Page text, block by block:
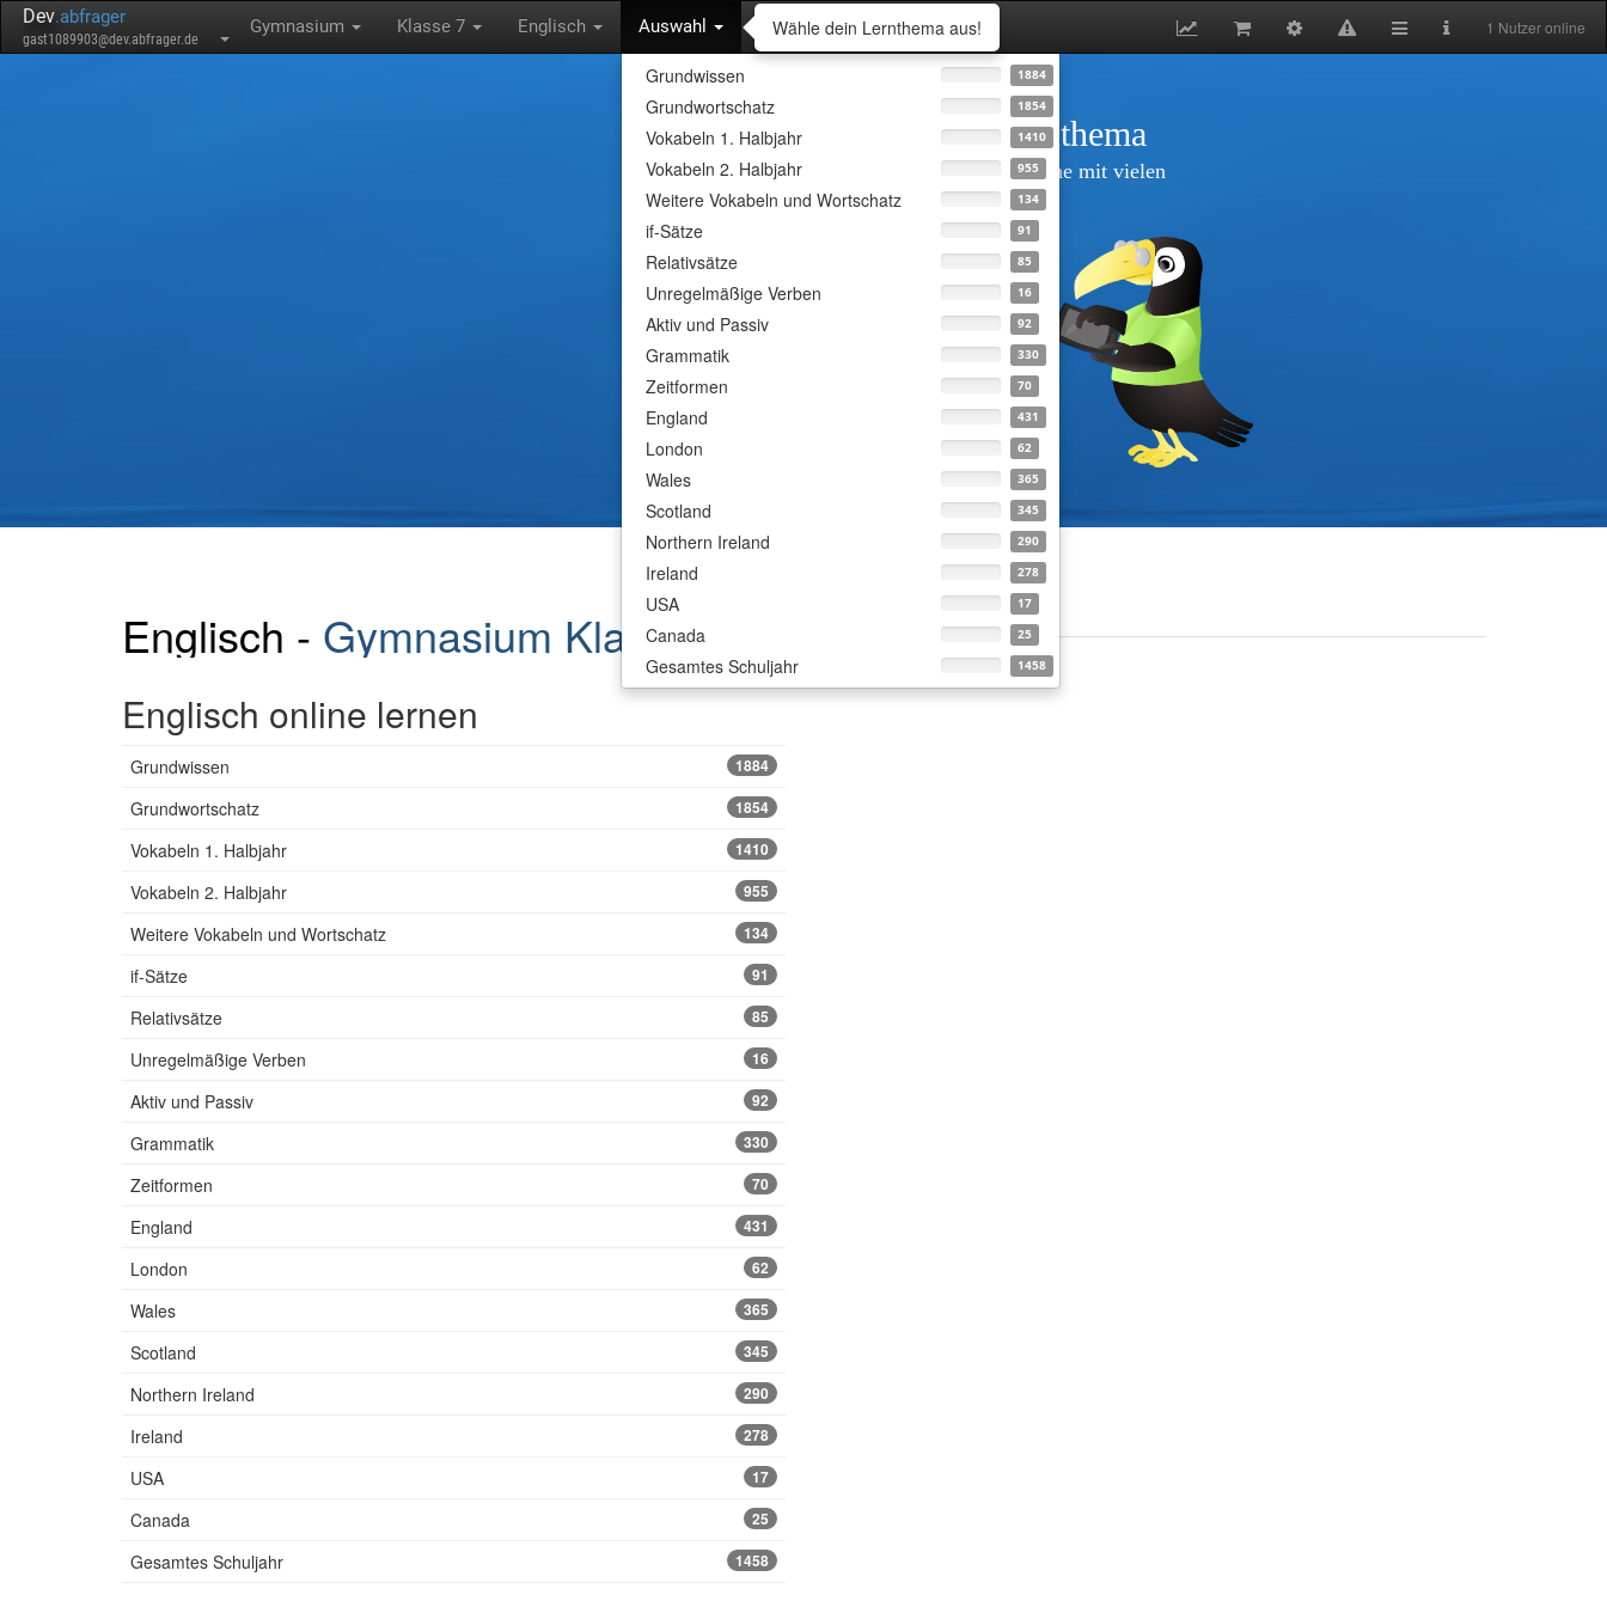
Dev.abfrager
gast1089903@dev.abfrager.de
Gymnasium Klasse 7 Englisch Auswahl
Grundwissen 1884
Grundwortschatz 1854
Vokabeln 1. Halbjahr 1410
Vokabeln 2. Halbjahr 955
Weitere Vokabeln und Wortschatz 134
if-Sätze 91
Relativsätze 85
Unregelmäßige Verben 16
Aktiv und Passiv 92
Grammatik 330
Zeitformen 70
England 431
London 62
Wales 365
Scotland 345
Northern Ireland 290
Ireland 278
USA 17
Canada 25
Gesamtes Schuljahr 1458
1 Nutzer online
Wähle dein Lernthema
Lass dich abfragen und lerne mit vielen
interessanten Inhalten.
Englisch - Gymnasium Klasse 7
Englisch online lernen
Grundwissen 1884
Grundwortschatz 1854
Vokabeln 1. Halbjahr 1410
Vokabeln 2. Halbjahr 955
Weitere Vokabeln und Wortschatz 134
if-Sätze 91
Relativsätze 85
Unregelmäßige Verben 16
Aktiv und Passiv 92
Grammatik 330
Zeitformen 70
England 431
London 62
Wales 365
Scotland 345
Northern Ireland 290
Ireland 278
USA 17
Canada 25
Gesamtes Schuljahr 1458
Wähle dein Lernthema aus!